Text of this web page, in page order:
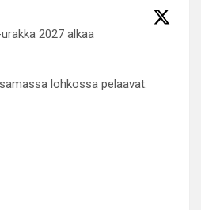
2027 alkaa
lohkossa pelaavat: